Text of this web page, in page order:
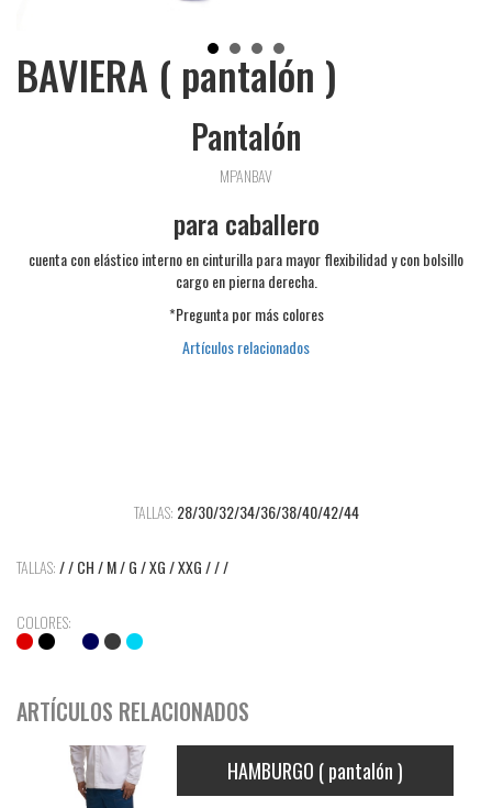
BAVIERA ( pantalón )
Pantalón
MPANBAV
para caballero
cuenta con elástico interno en cinturilla para mayor flexibilidad y con bolsillo
cargo en pierna derecha.
*Pregunta por más colores
Artículos relacionados
TALLAS: 28/30/32/34/36/38/40/42/44
TALLAS:/ / CH / M / G / XG / XXG / / /
COLORES:
ARTÍCULOS RELACIONADOS
HAMBURGO ( pantalón )